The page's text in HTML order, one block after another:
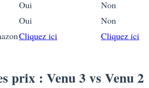
Oui
Non
Oui
Non
Cliquez ici Cliquez ici
prix : Venu 3 vs Venu 2